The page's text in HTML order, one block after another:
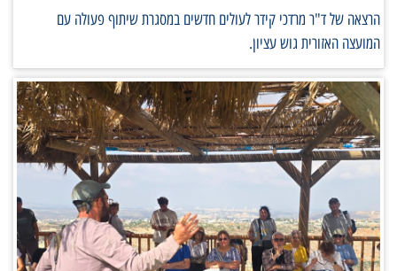
הרצאה של ד"ר מרדכי קידר לעולים חדשים במסגרת שיתוף פעולה עם
המועצה האזורית גוש עציון.